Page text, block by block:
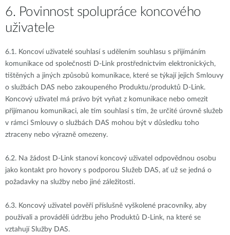
6. Povinnost spolupráce koncového
uživatele
6.1. Koncoví uživatelé souhlasí s udělením souhlasu s přijímáním
komunikace od společnosti D-Link prostřednictvím elektronických,
tištěných a jiných způsobů komunikace, které se týkají jejich Smlouvy
o službách DAS nebo zakoupeného Produktu/produktů D-Link.
Koncový uživatel má právo být vyňat z komunikace nebo omezit
přijímanou komunikaci, ale tím souhlasí s tím, že určité úrovně služeb
v rámci Smlouvy o službách DAS mohou být v důsledku toho
ztraceny nebo výrazně omezeny.
6.2. Na žádost D-Link stanoví koncový uživatel odpovědnou osobu
jako kontakt pro hovory s podporou Služeb DAS, ať už se jedná o
požadavky na služby nebo jiné záležitosti.
6.3. Koncový uživatel pověří příslušně vyškolené pracovníky, aby
používali a prováděli údržbu jeho Produktů D-Link, na které se
vztahují Služby DAS.